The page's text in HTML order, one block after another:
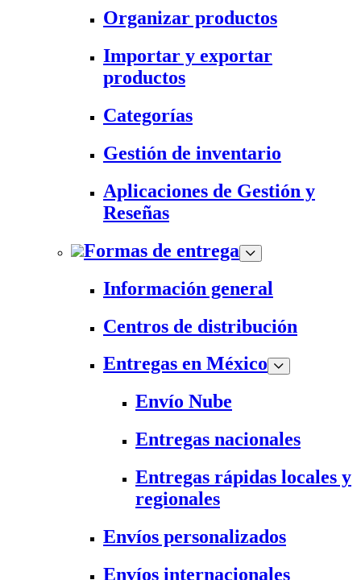
Organizar productos
Importar y exportar
productos
Categorías
Gestión de inventario
Aplicaciones de Gestión y
Reseñas
Formas de entrega
Información general
Centros de distribución
Entregas en México
Envío Nube
Entregas nacionales
Entregas rápidas locales y
regionales
Envíos personalizados
Envíos internacionales